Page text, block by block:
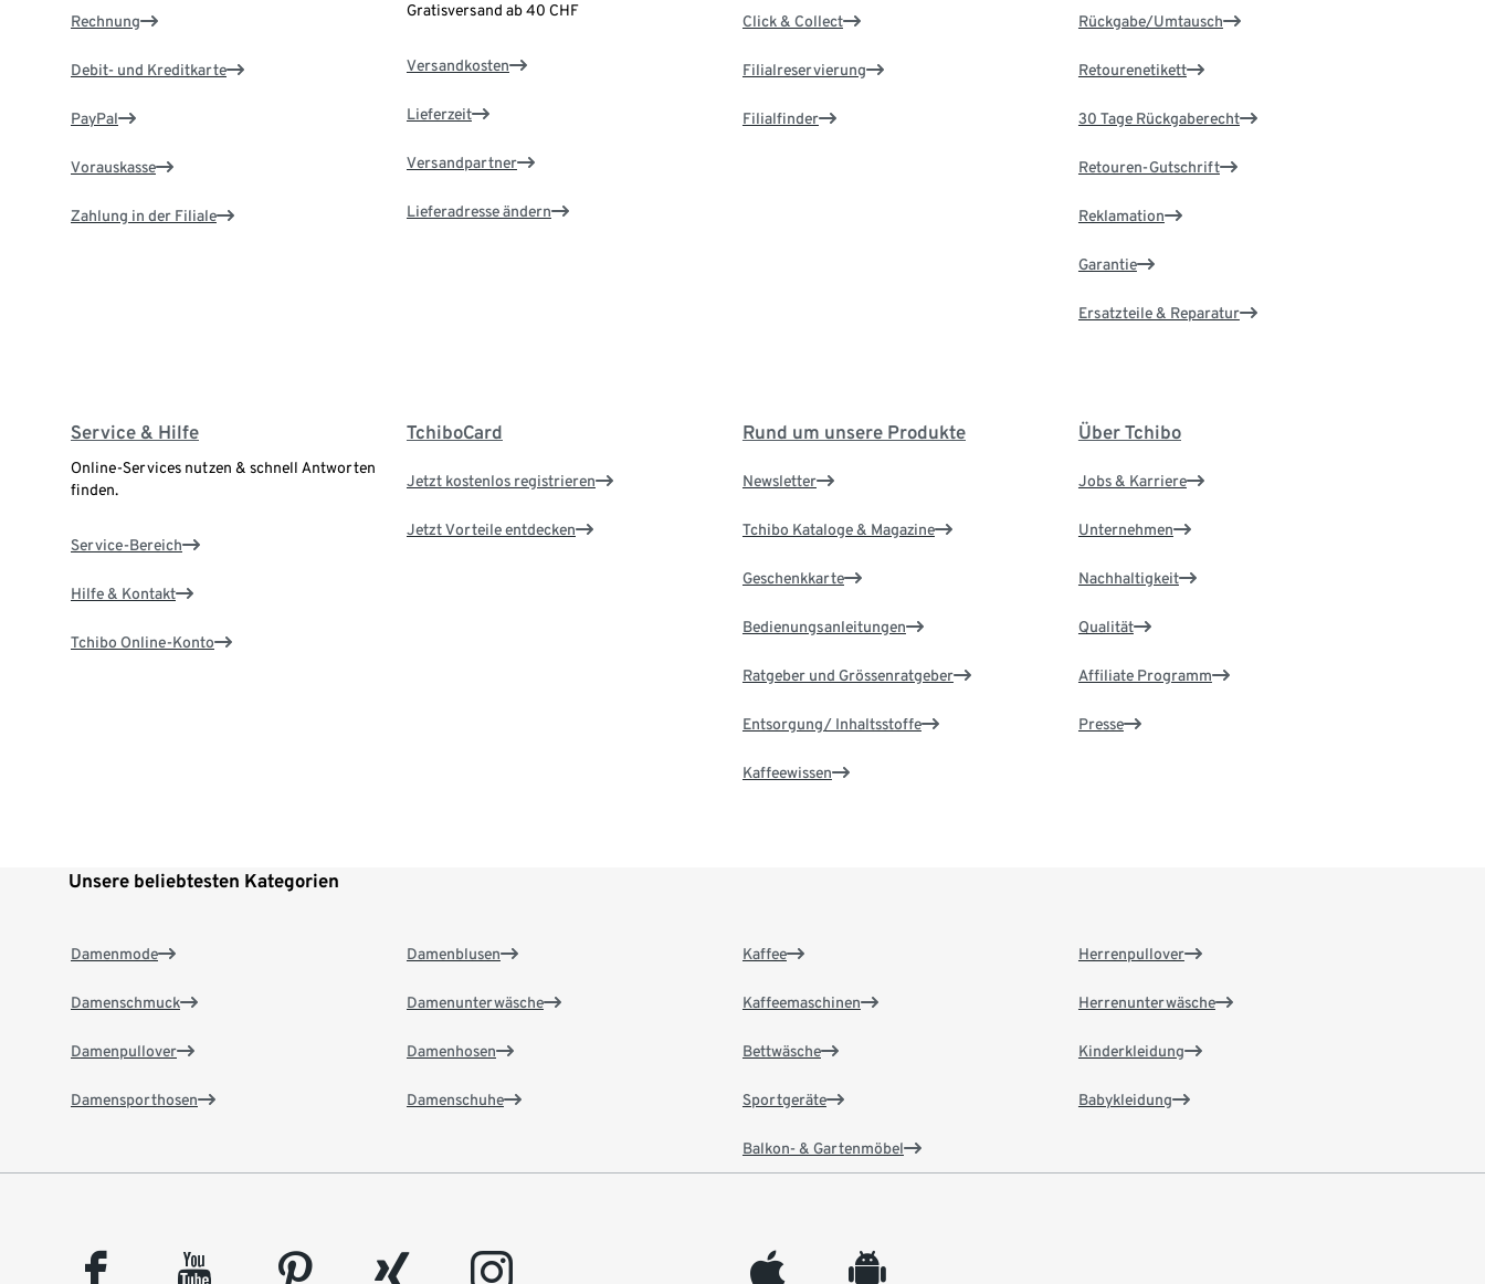
Rechnung
Debit- und Kreditkarte
PayPal
Vorauskasse
Zahlung in der Filiale
Gratisversand ab 40 CHF
Versandkosten
Lieferzeit
Versandpartner
Lieferadresse ändern
Click & Collect
Filialreservierung
Filialfinder
Rückgabe/Umtausch
Retourenetikett
30 Tage Rückgaberecht
Retouren-Gutschrift
Reklamation
Garantie
Ersatzteile & Reparatur
Service & Hilfe
Online-Services nutzen & schnell Antworten
finden.
Service-Bereich
Hilfe & Kontakt
Tchibo Online-Konto
TchiboCard
Jetzt kostenlos registrieren
Jetzt Vorteile entdecken
Rund um unsere Produkte
Newsletter
Tchibo Kataloge & Magazine
Geschenkkarte
Bedienungsanleitungen
Ratgeber und Grössenratgeber
Entsorgung/ Inhaltsstoffe
Kaffeewissen
Über Tchibo
Jobs & Karriere
Unternehmen
Nachhaltigkeit
Qualität
Affiliate Programm
Presse
Unsere beliebtesten Kategorien
Damenmode
Damenschmuck
Damenpullover
Damensporthosen
Damenblusen
Damenunterwäsche
Damenhosen
Damenschuhe
Kaffee
Kaffeemaschinen
Bettwäsche
Sportgeräte
Balkon- & Gartenmöbel
Herrenpullover
Herrenunterwäsche
Kinderkleidung
Babykleidung
facebook youtube pinterest xing instagram appleinc android